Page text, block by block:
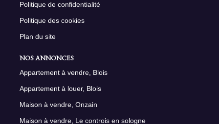
Politique de confidentialité
Politique des cookies
Plan du site
NOS ANNONCES
Appartement à vendre, Blois
Appartement à louer, Blois
Maison à vendre, Onzain
Maison à vendre, Le controis en sologne